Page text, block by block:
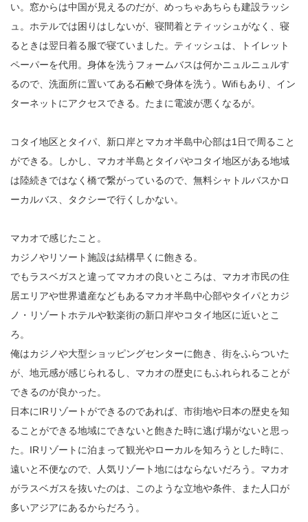
い。窓からは中国が見えるのだが、めっちゃあちらも建設ラッシ
ュ。ホテルでは困りはしないが、寝間着とティッシュがなく、寝
るときは翌日着る服で寝ていました。ティッシュは、トイレット
ペーパーを代用。身体を洗うフォームバスは何かニュルニュルす
るので、洗面所に置いてある石鹸で身体を洗う。Wifiもあり、イン
ターネットにアクセスできる。たまに電波が悪くなるが。
コタイ地区とタイパ、新口岸とマカオ半島中心部は1日で周ること
ができる。しかし、マカオ半島とタイパやコタイ地区がある地域
は陸続きではなく橋で繋がっているので、無料シャトルバスかロ
ーカルバス、タクシーで行くしかない。
マカオで感じたこと。
カジノやリソート施設は結構早くに飽きる。
でもラスベガスと違ってマカオの良いところは、マカオ市民の住
居エリアや世界遺産などもあるマカオ半島中心部やタイパとカジ
ノ・リゾートホテルや歓楽街の新口岸やコタイ地区に近いとこ
ろ。
俺はカジノや大型ショッピングセンターに飽き、街をふらついた
が、地元感が感じられるし、マカオの歴史にもふれられることが
できるのが良かった。
日本にIRリゾートができるのであれば、市街地や日本の歴史を知
ることができる地域にできないと飽きた時に逃げ場がないと思っ
た。IRリゾートに泊まって観光やローカルを知ろうとした時に、
遠いと不便なので、人気リゾート地にはならないだろう。マカオ
がラスベガスを抜いたのは、このような立地や条件、また人口が
多いアジアにあるからだろう。